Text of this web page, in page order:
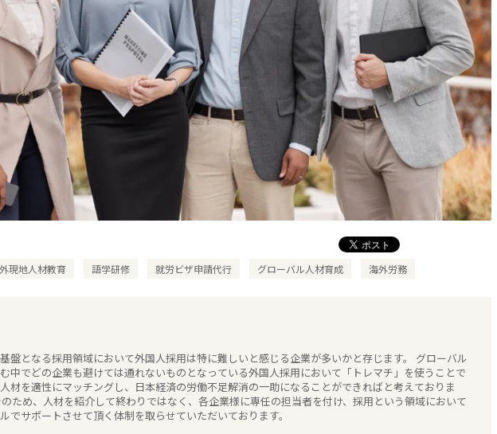
現地人材教育 語学研修 就労ビザ申請代行 グローバル人材育成 海外労務
盤となる採用領域において外国人採用は特に難しいと感じる企業が多いかと存じます。 グローバル
中でどの企業も避けては通れないものとなっている外国人採用において「トレマチ」を使うことで
材を適性にマッチングし、日本経済の労働不足解消の一助になることができればと考えておりま
のため、人材を紹介して終わりではなく、各企業様に専任の担当者を付け、採用という領域において
でサポートさせて頂く体制を取らせていただいております。